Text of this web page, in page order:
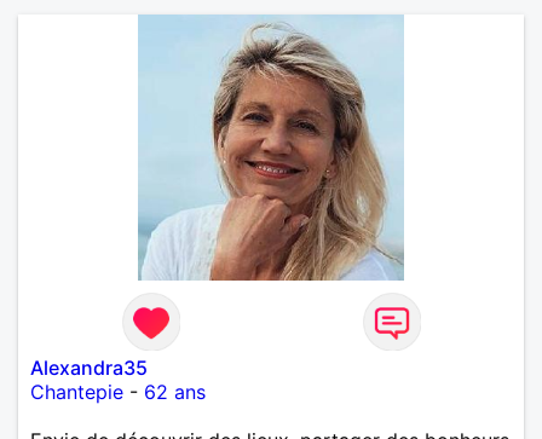
Alexandra35
Chantepie - 62 ans